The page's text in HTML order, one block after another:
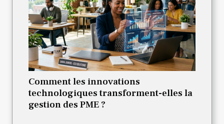
Comment les innovations
technologiques transforment-elles la
gestion des PME ?